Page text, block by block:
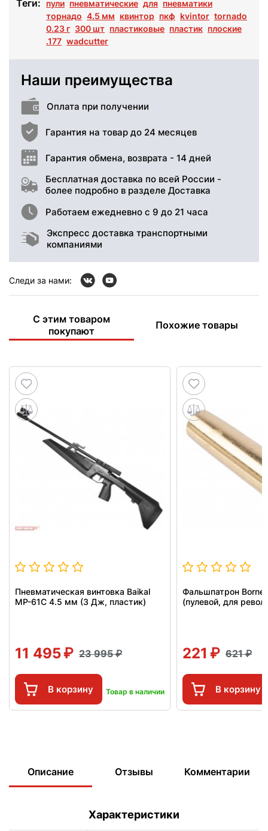
Теги: пули пневматические для пневматики
торнадо 4.5 мм квинтор пкф kvintor tornado
0.23 г 300 шт пластиковые пластик плоские
.177 wadcutter
Наши преимущества
Оплата при получении
Гарантия на товар до 24 месяцев
Гарантия обмена, возврата - 14 дней
Бесплатная доставка по всей России -
более подробно в разделе Доставка
Работаем ежедневно с 9 до 21 часа
Экспресс доставка транспортными
компаниями
Следи за нами:
С этим товаром
покупают
Похожие товары
Пневматическая винтовка Baikal
МР-61С 4.5 мм (3 Дж, пластик)
11 495 23 995
В корзину Товар в наличии
Фальшпатрон
(пулевой, для
221 621
В корзину
Описание Отзывы Комментарии
Характеристики